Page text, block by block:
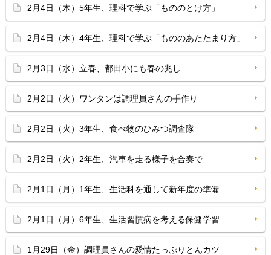
2月4日（木）5年生、理科で学ぶ「もののとけ方」
2月4日（木）4年生、理科で学ぶ「もののあたたまり方」
2月3日（水）立春、都田小にも春の兆し
2月2日（火）ワンタンは調理員さんの手作り
2月2日（火）3年生、食べ物のひみつ調査隊
2月2日（火）2年生、汽車を走る様子を合奏で
2月1日（月）1年生、生活科を通して新年度の準備
2月1日（月）6年生、生活習慣病を考える保健学習
1月29日（金）調理員さんの愛情たっぷりとんカツ